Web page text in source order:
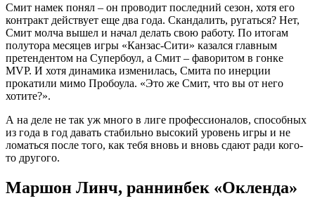
Смит намек понял – он проводит последний сезон, хотя его
контракт действует еще два года. Скандалить, ругаться? Нет,
Смит молча вышел и начал делать свою работу. По итогам
полутора месяцев игры «Канзас-Сити» казался главным
претендентом на Супербоул, а Смит – фаворитом в гонке
MVP. И хотя динамика изменилась, Смита по инерции
прокатили мимо Пробоула. «Это же Смит, что вы от него
хотите?».
А на деле не так уж много в лиге профессионалов, способных
из года в год давать стабильно высокий уровень игры и не
ломаться после того, как тебя вновь и вновь сдают ради кого-
то другого.
Маршон Линч, раннинбек «Окленда»